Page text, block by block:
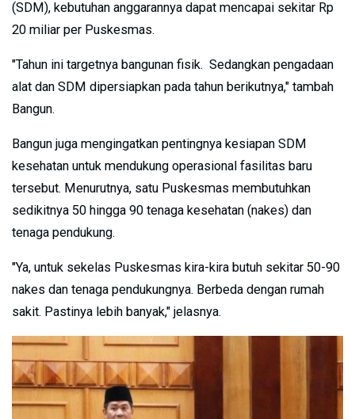
(SDM), kebutuhan anggarannya dapat mencapai sekitar Rp
20 miliar per Puskesmas.
"Tahun ini targetnya bangunan fisik. Sedangkan pengadaan
alat dan SDM dipersiapkan pada tahun berikutnya," tambah
Bangun.
Bangun juga mengingatkan pentingnya kesiapan SDM
kesehatan untuk mendukung operasional fasilitas baru
tersebut. Menurutnya, satu Puskesmas membutuhkan
sedikitnya 50 hingga 90 tenaga kesehatan (nakes) dan
tenaga pendukung.
"Ya, untuk sekelas Puskesmas kira-kira butuh sekitar 50-90
nakes dan tenaga pendukungnya. Berbeda dengan rumah
sakit. Pastinya lebih banyak," jelasnya.